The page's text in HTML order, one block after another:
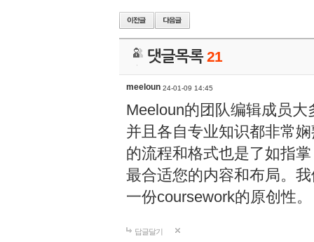
댓글목록21
meeloun 24-01-09 14:45
Meeloun的团队编辑成员
并且各自专业知识都非常
的流程和格式也是了如指
最合适您的内容和布局。
一份coursework的原创性。
답글달기